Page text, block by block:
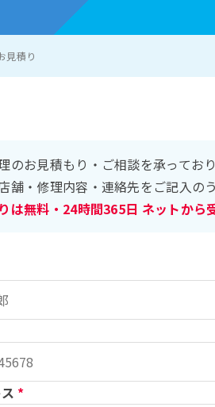
見積り
のお見積もり・ご相談を承っており
舗・修理内容・連絡先をご記入の
は無料・24時間365日 ネットから
*